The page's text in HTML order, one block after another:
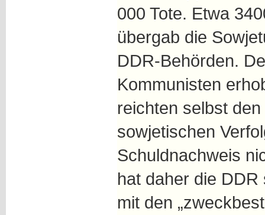
000 Tote. Etwa
übergab die
DDR-Behörden.
Kommunisten
reichten selbst
sowjetischen
Schuldnachweis
hat daher die
mit den